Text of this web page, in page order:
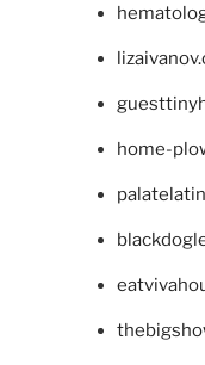
home-